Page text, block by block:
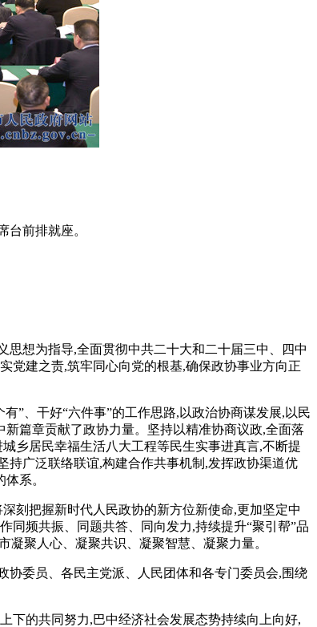
前排就座。
想为指导,全面贯彻中共二十大和二十届三中、四中
党建之责,筑牢同心向党的根基,确保政协事业方向正
”、干好“六件事”的工作思路,以政治协商谋发展,以民
篇章贡献了政协力量。坚持以精准协商议政,全面落
乡居民幸福生活八大工程等民生实事进真言,不断提
持广泛联络联谊,构建合作共事机制,发挥政协渠道优
系。
刻把握新时代人民政协的新方位新使命,更加坚定中
同频共振、同题共答、同向发力,持续提升“聚引帮”品
聚人心、凝聚共识、凝聚智慧、凝聚力量。
协委员、各民主党派、人民团体和各专门委员会,围绕
下的共同努力,巴中经济社会发展态势持续向上向好,